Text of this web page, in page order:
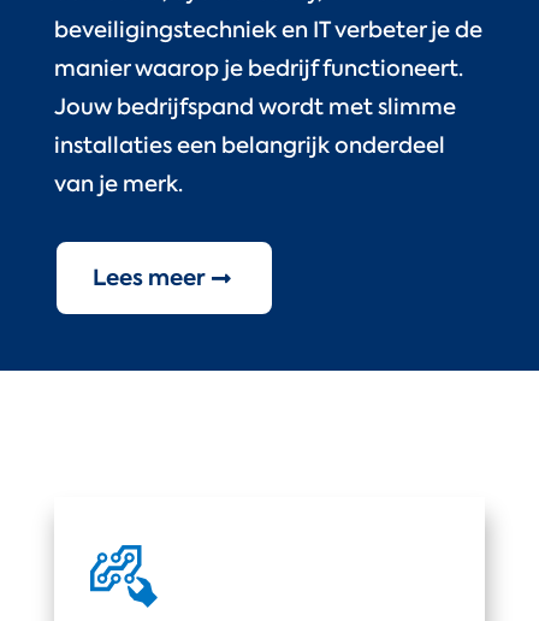
beveiligingstechniek en IT verbeter je de
manier waarop je bedrijf functioneert.
Jouw bedrijfspand wordt met slimme
installaties een belangrijk onderdeel
van je merk.
Lees meer